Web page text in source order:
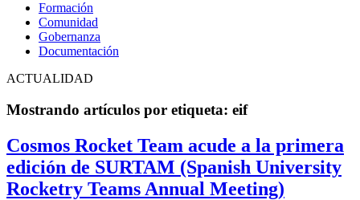
Formación
Comunidad
Gobernanza
Documentación
ACTUALIDAD
Mostrando artículos por etiqueta: eif
Cosmos Rocket Team acude a la primera
edición de SURTAM (Spanish University
Rocketry Teams Annual Meeting)